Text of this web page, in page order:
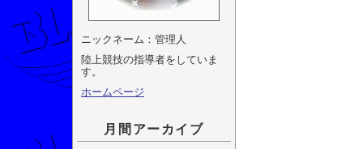
ニックネーム：管理人
陸上競技の指導者をしていま
す。
ホームページ
月間アーカイブ